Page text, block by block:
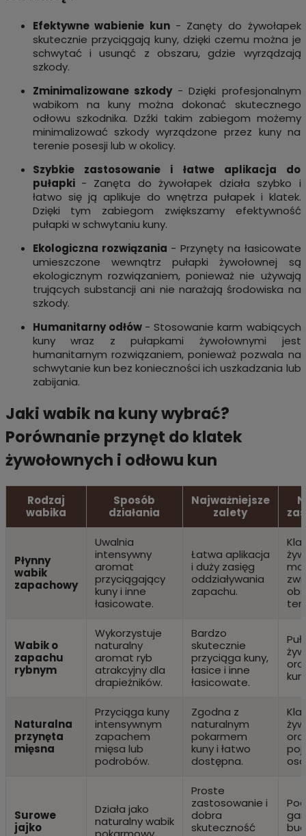
Efektywne wabienie kun - Zanęty do żywołapek
skutecznie przyciągają kuny, dzięki czemu można je
schwytać i usunąć z obszaru, gdzie wyrządzają
szkody.
Zminimalizowane szkody - Dzięki profesjonalnym
wabikom na kuny można dokonać skutecznego
odłowu szkodnika. Dzźki takim zabiegom możemy
minimalizować szkody wyrządzone przez kuny na
terenie posesji lub w okolicy.
Szybkie zastosowanie i łatwe aplikacja do
pułapki - Zanęta do żywołapek działa szybko i
łatwo się ją aplikuje do wnętrza pułapek i klatek.
Dzięki tym zabiegom zwiększamy efektywność
pułapki w schwytaniu kuny.
Ekologiczna rozwiązania - Przynęty na łasicowate
umieszczone wewnątrz pułapki żywołownej są
ekologicznym rozwiązaniem, ponieważ nie używają
trujących substancji ani nie narażają środowiska na
szkody.
Humanitarny odłów - Stosowanie karm wabiących
kuny wraz z pułapkami żywołownymi jest
humanitarnym rozwiązaniem, ponieważ pozwala na
schwytanie kun bez konieczności ich uszkadzania lub
zabijania.
Jaki wabik na kuny wybrać?
Porównanie przynęt do klatek
żywołownych i odłowu kun
Rodzaj
wabika
Sposób
działania
Najważniejsze
zalety
Płynny
wabik
zapachowy
Uwalnia
intensywny
aromat
przyciągający
kuny i inne
łasicowate.
Łatwa aplikacja
i duży zasięg
oddziaływania
zapachu.
Wabik o
zapachu
rybnym
Wykorzystuje
naturalny
aromat ryb
atrakcyjny dla
drapieżników.
Bardzo
skutecznie
przyciąga kuny,
łasice i inne
łasicowate.
kun.
Naturalna
przynęta
mięsna
Przyciąga kuny
intensywnym
zapachem
mięsa lub
podrobów.
Zgodna z
naturalnym
pokarmem
kuny i łatwo
dostępna.
Surowe
jajko
Działa jako
naturalny wabik
Proste
zastosowanie i
dobra
skuteczność